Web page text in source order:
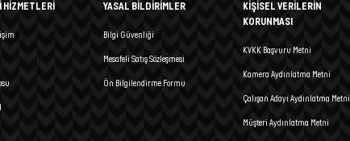
HİZMETLERİ YASAL BİLDİRİMLER
Bilgi Güvenliği
Mesafeli Satış Sözleşmesi
Ön Bilgilendirme Formu
KİŞİSEL VERİLERİN
KORUNMASI
KVKK Başvuru Metni
Kamera Aydınlatma Metni
Çalışan Adayı Aydınlatma Metni
Müşteri Aydınlatma Metni